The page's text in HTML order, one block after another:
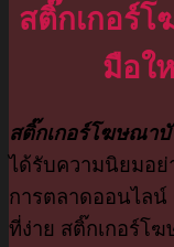
สติ๊กเกอร์โ
มือใ
สติ๊กเกอร์โฆษณา
ได้รับความนิยมอย่
การตลาดออนไล
ที่ง่าย สติ๊กเกอร์โ